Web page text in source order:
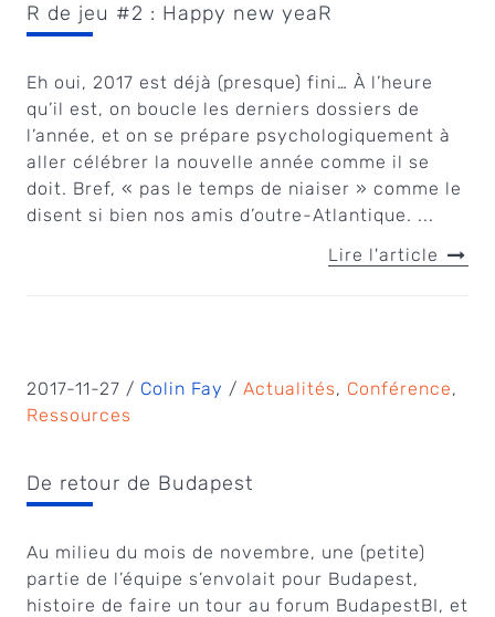
R de jeu #2 : Happy new yeaR
Eh oui, 2017 est déjà (presque) fini… À l’heure
qu’il est, on boucle les derniers dossiers de
l’année, et on se prépare psychologiquement à
aller célébrer la nouvelle année comme il se
doit. Bref, « pas le temps de niaiser » comme le
disent si bien nos amis d’outre-Atlantique. ...
Lire l'article
2017-11-27 / Colin Fay / Actualités, Conférence,
Ressources
De retour de Budapest
Au milieu du mois de novembre, une (petite)
partie de l’équipe s’envolait pour Budapest,
histoire de faire un tour au forum BudapestBI, et